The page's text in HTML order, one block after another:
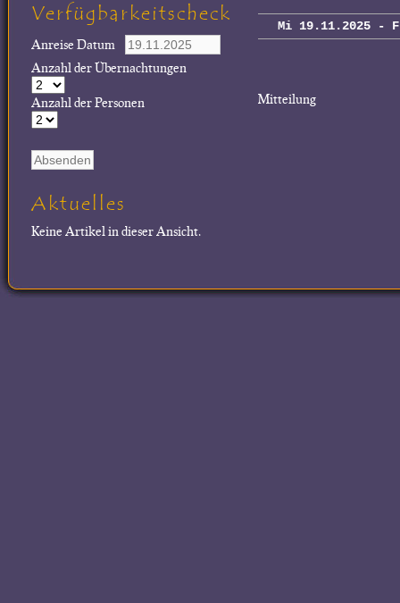
Mi 19.11.2025 -
Mitteilung
Verfügbarkeitscheck
Anreise Datum
Anzahl der Übernachtungen
Anzahl der Personen
Aktuelles
Keine Artikel in dieser Ansicht.